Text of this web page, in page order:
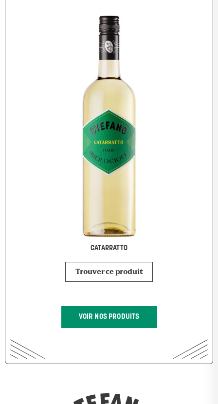
CATARRATTO
Trouver ce produit
VOIR NOS PRODUITS